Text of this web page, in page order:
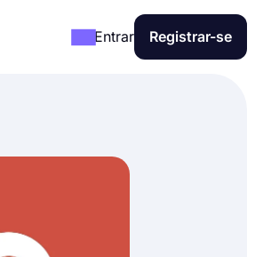
Entrar Registrar-se